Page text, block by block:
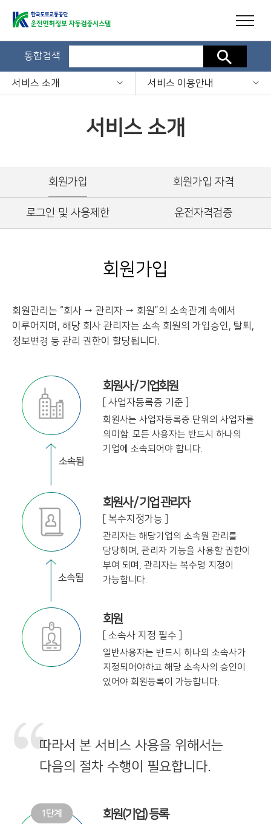
통합검색 검색
서비스 소개 서비스 이용안내
서비스 소개
회원가입 회원가입 자격
로그인 및 사용제한 운전자격검증
회원가입
회원관리는 “회사 → 관리자 → 회원”의 소속관계 속에서
이루어지며, 해당 회사 관리자는 소속 회원의 가입승인, 탈퇴,
정보변경 등 관리 권한이 할당됩니다.
회원사 / 기업회원
[ 사업자등록증 기준 ]
회원사는 사업자등록증 단위의 사업자를
의미함. 모든 사용자는 반드시 하나의
기업에 소속되어야 합니다.
회원사 / 기업 관리자
[ 복수지정가능 ]
관리자는 해당기업의 소속원 관리를
담당하며, 관리자 기능을 사용할 권한이
부여 되며, 관리자는 복수명 지정이
가능합니다.
회원
[ 소속사 지정 필수 ]
일반사용자는 반드시 하나의 소속사가
지정되어야하고 해당 소속사의 승인이
있어야 회원등록이 가능합니다.
따라서 본 서비스 사용을 위해서는
다음의 절차 수행이 필요합니다.
회원(기업) 등록